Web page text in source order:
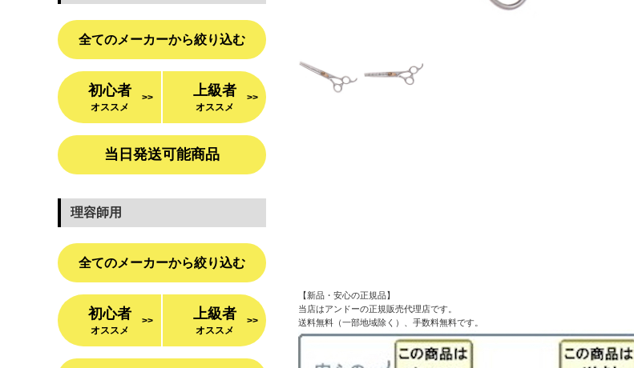
【新品・安心の正規品】
当店はアンドーの正規販売代理店です。
送料無料（一部地域除く）、手数料無料です。
全てのメーカーから絞り込む
初心者
オススメ
>> 上級者
オススメ
>>
当日発送可能商品
理容師用
全てのメーカーから絞り込む
初心者
オススメ
>> 上級者
オススメ
>>